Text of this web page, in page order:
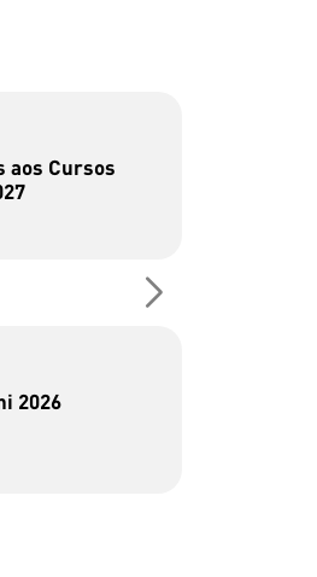
aos Cursos
2026